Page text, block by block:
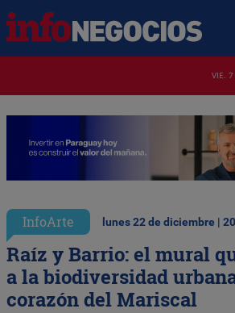
VIE.
InfoArte lunes 22 de diciembre |
Raíz y Barrio: el mural
a la biodiversidad
corazón del Mariscal